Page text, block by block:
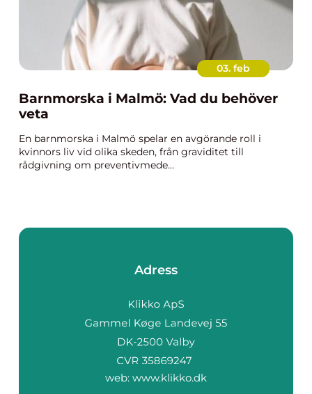
03. feb
Barnmorska i Malmö: Vad du behöver
veta
En barnmorska i Malmö spelar en avgörande roll i
kvinnors liv vid olika skeden, från graviditet till
rådgivning om preventivmede...
Adress
web: www.klikko.dk